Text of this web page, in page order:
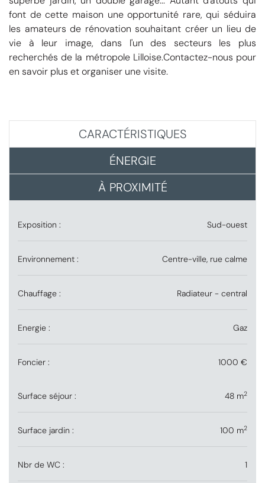
font de cette maison une opportunité rare, qui séduira
les amateurs de rénovation souhaitant créer un lieu de
vie à leur image, dans l'un des secteurs les plus
recherchés de la métropole Lilloise.Contactez-nous pour
en savoir plus et organiser une visite.
CARACTÉRISTIQUES
ÉNERGIE
À PROXIMITÉ
Exposition : Sud-ouest
Environnement : Centre-ville, rue calme
Chauffage : Radiateur - central
Energie : Gaz
Foncier : 1000 €
Surface séjour : 48 m2
Surface jardin : 100 m2
Nbr de WC : 1